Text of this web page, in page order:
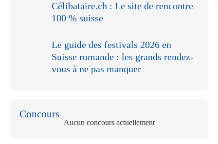
Célibataire.ch : Le site de rencontre
100 % suisse
Le guide des festivals 2026 en
Suisse romande : les grands rendez-
vous à ne pas manquer
Concours
Aucun concours actuellement